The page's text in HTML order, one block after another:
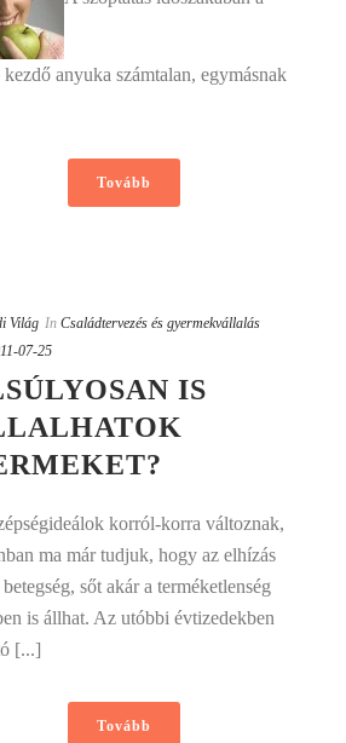
anyuka számtalan, egymásnak
Tovább
Világ In Családtervezés és gyermekvállalás
07-25
IS
korról-korra változnak,
ma már tudjuk, hogy az elhízás
sőt akár a terméketlenség
is állhat. Az utóbbi évtizedekben
[...]
Tovább